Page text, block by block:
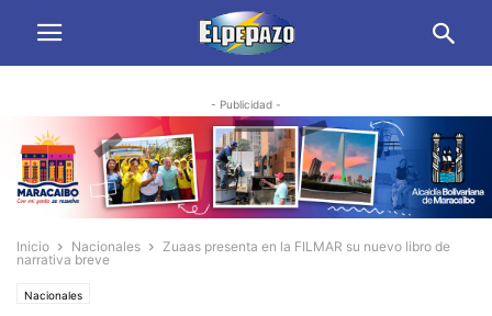
- Publicidad -
Inicio Nacionales
Zuaas presenta en la FILMAR su nuevo libro de
narrativa breve
Nacionales